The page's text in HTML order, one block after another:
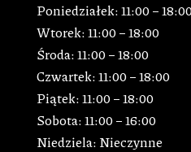
Poniedziałek: 11:00 –
Wtorek: 11:00 – 18:00
Środa: 11:00 – 18:00
Czwartek: 11:00 – 18:00
Piątek: 11:00 – 18:00
Sobota: 11:00 – 16:00
Niedziela: Nieczynne